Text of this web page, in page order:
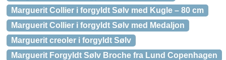
Marguerit Collier i forgyldt Sølv med Kugle – 80 cm
Marguerit Collier i forgyldt Sølv med Medaljon
Marguerit creoler i forgyldt Sølv
Marguerit Forgyldt Sølv Broche fra Lund Copenhagen